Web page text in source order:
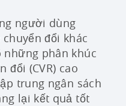
người dùng
đổi khác
những phân khúc
đổi (CVR) cao
trung ngân sách
lại kết quả tốt